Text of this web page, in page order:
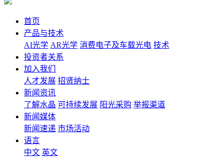
首页
产品与技术
AI光学 AR光学 消费电子及车载光电 技术
投资者关系
加入我们
人才发展 招贤纳士
新闻资讯
了解水晶 可持续发展 阳光采购 举报渠道
新闻媒体
新闻速递 市场活动
语言
中文 英文